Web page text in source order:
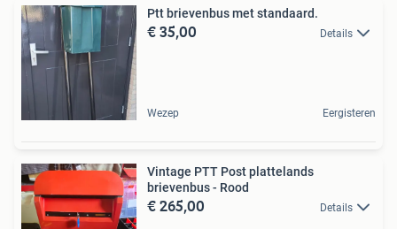
Ptt brievenbus met standaard.
€ 35,00 Details
Wezep Eergisteren
Vintage PTT Post plattelands
brievenbus - Rood
€ 265,00 Details